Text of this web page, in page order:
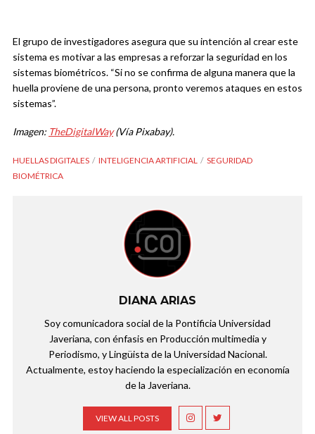
El grupo de investigadores asegura que su intención al crear este
sistema es motivar a las empresas a reforzar la seguridad en los
sistemas biométricos. “Si no se confirma de alguna manera que la
huella proviene de una persona, pronto veremos ataques en estos
sistemas”.
Imagen: TheDigitalWay(Vía Pixabay).
HUELLAS DIGITALES INTELIGENCIA ARTIFICIAL
SEGURIDAD
BIOMÉTRICA
DIANA ARIAS
Soy comunicadora social de la Pontificia Universidad
Javeriana, con énfasis en Producción multimedia y
Periodismo, y Lingüista de la Universidad Nacional.
Actualmente, estoy haciendo la especialización en economía
de la Javeriana.
VIEW ALL POSTS